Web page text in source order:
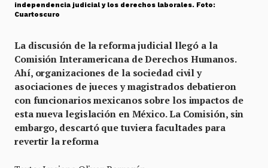
independencia judicial y los derechos laborales. Foto:
Cuartoscuro
La discusión de la reforma judicial llegó a la
Comisión Interamericana de Derechos Humanos.
Ahí, organizaciones de la sociedad civil y
asociaciones de jueces y magistrados debatieron
con funcionarios mexicanos sobre los impactos de
esta nueva legislación en México. La Comisión, sin
embargo, descartó que tuviera facultades para
revertir la reforma